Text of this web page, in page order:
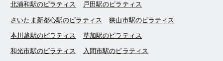
北浦和駅のピラティス 戸田駅のピラティス
さいたま新都心駅のピラティス 狭山市駅のピラティス
本川越駅のピラティス 草加駅のピラティス
和光市駅のピラティス 入間市駅のピラティス